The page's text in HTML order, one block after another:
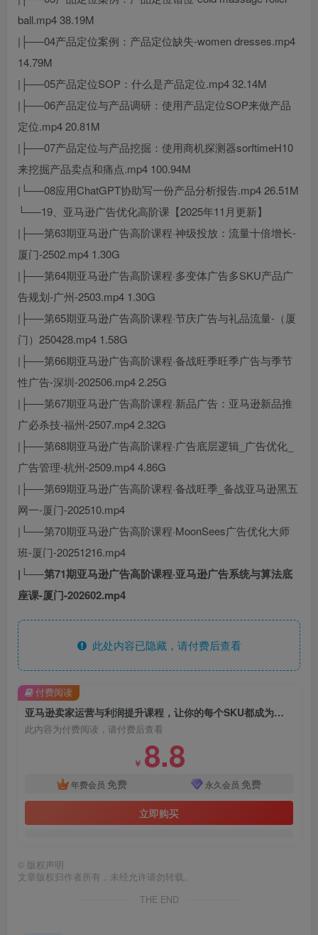
ball.mp4 38.19M
|├──04产品定位案例：产品定位缺失-women dresses.mp4
14.79M
|├──05产品定位SOP：什么是产品定位.mp4 32.14M
|├──06产品定位与产品调研：使用产品定位SOP来做产品
定位.mp4 20.81M
|├──07产品定位与产品挖掘：使用商机探测器sorftimeH10
来挖掘产品卖点和痛点.mp4 100.94M
|└──08应用ChatGPT协助写一份产品分析报告.mp4 26.51M
└──19、亚马逊广告优化高阶课【2025年11月更新】
|├──第63期亚马逊广告高阶课程·神级投放：流量十倍增长-
厦门-2502.mp4 1.30G
|├──第64期亚马逊广告高阶课程·多变体广告多SKU产品广
告规划-广州-2503.mp4 1.30G
|├──第65期亚马逊广告高阶课程·节庆广告与礼品流量-（厦
门）250428.mp4 1.58G
|├──第66期亚马逊广告高阶课程·备战旺季旺季广告与季节
性广告-深圳-202506.mp4 2.25G
|├──第67期亚马逊广告高阶课程·新品广告：亚马逊新品推
广必杀技-福州-2507.mp4 2.32G
|├──第68期亚马逊广告高阶课程·广告底层逻辑_广告优化_
广告管理-杭州-2509.mp4 4.86G
|├──第69期亚马逊广告高阶课程·备战旺季_备战亚马逊黑五
网一-厦门-202510.mp4
|└──第70期亚马逊广告高阶课程·MoonSees广告优化大师
班-厦门-20251216.mp4
|└──第71期亚马逊广告高阶课程·亚马逊广告系统与算法底
座课-厦门-202602.mp4
此处内容已隐藏，请付费后查看
亚马逊卖家运营与利润提升课程，让你的每个SKU都成为爆款，让你的亚马逊利润一路飙升（更新26年3月）
此内容为付费阅读，请付费后查看
￥ 8.8
年费会员 免费 永久会员 免费
立即购买
付费阅读
© 版权声明
文章版权归作者所有，未经允许请勿转载。
THE END